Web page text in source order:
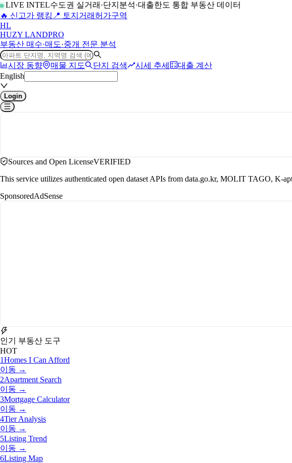
LIVE INTEL수도권 실거래·단지분석·대출한도 통합 부동산 데이터
🔥 신고가 랭킹 📍 토지거래허가구역
HL
HUZY LANDPRO
부동산 매수·매도·중개 전문 분석
시장 동향 매물 지도 단지 검색 시세 추세
대출 계산
English
Login
Sources and Open LicenseVERIFIED
This service utilizes authenticated open dataset APIs from data.go.kr, MOLIT TAGO, K-
SponsoredAdSense
인기 부동산 도구
HOT
1Homes I Can Afford
이동 →
2Apartment Search
이동 →
3Mortgage Calculator
이동 →
4Tier Analysis
이동 →
5Listing Trend
이동 →
6Listing Map